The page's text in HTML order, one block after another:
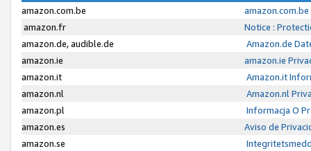
amazon.com.be
amazon.fr
Notice :
amazon.de, audible.de
Amazon.de
amazon.ie
amazon.ie
amazon.it
Amazon.it
amazon.nl
Amazon.nl
amazon.pl
Informacja O
amazon.es
Aviso de
amazon.se